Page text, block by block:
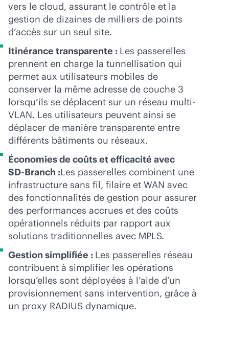
vers le cloud, assurant le contrôle et la
gestion de dizaines de milliers de points
d’accès sur un seul site.
Itinérance transparente : Les passerelles
prennent en charge la tunnellisation qui
permet aux utilisateurs mobiles de
conserver la même adresse de couche 3
lorsqu’ils se déplacent sur un réseau multi-
VLAN. Les utilisateurs peuvent ainsi se
déplacer de manière transparente entre
différents bâtiments ou réseaux.
Économies de coûts et efficacité avec
SD-Branch :Les passerelles combinent une
infrastructure sans fil, filaire et WAN avec
des fonctionnalités de gestion pour assurer
des performances accrues et des coûts
opérationnels réduits par rapport aux
solutions traditionnelles avec MPLS.
Gestion simplifiée : Les passerelles réseau
contribuent à simplifier les opérations
lorsqu’elles sont déployées à l’aide d’un
provisionnement sans intervention, grâce à
un proxy RADIUS dynamique.